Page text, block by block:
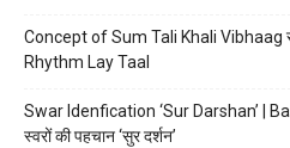
Concept of Sum Tali Khali Vibhaag
Rhythm Lay Taal
Swar Idenfication ‘Sur Darshan’ |
स्वरों की पहचान ‘सुर दर्शन’